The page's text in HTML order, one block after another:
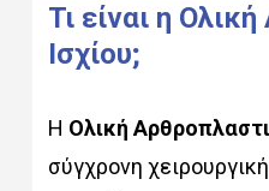
Τι είναι η Ολική
Ισχίου;
Η Ολική
σύγχρονη